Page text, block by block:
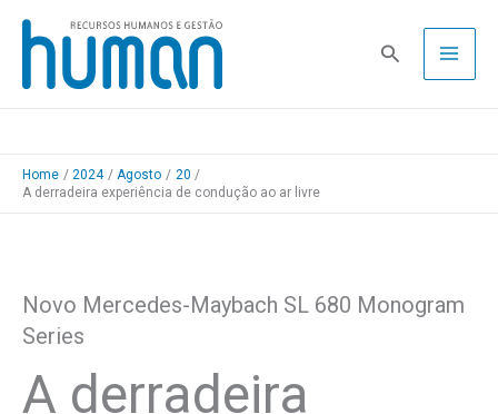
Skip
content
Pesquisa
Home 2024 Agosto
20
A derradeira experiência de condução ao ar livre
Novo Mercedes-Maybach SL 680 Monogram
Series
A derradeira